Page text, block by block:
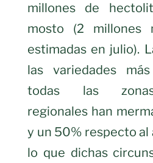
millones de
mosto (2 millones
estimadas en julio).
las variedades
todas las
regionales han
y un 50% respecto al
lo que dichas